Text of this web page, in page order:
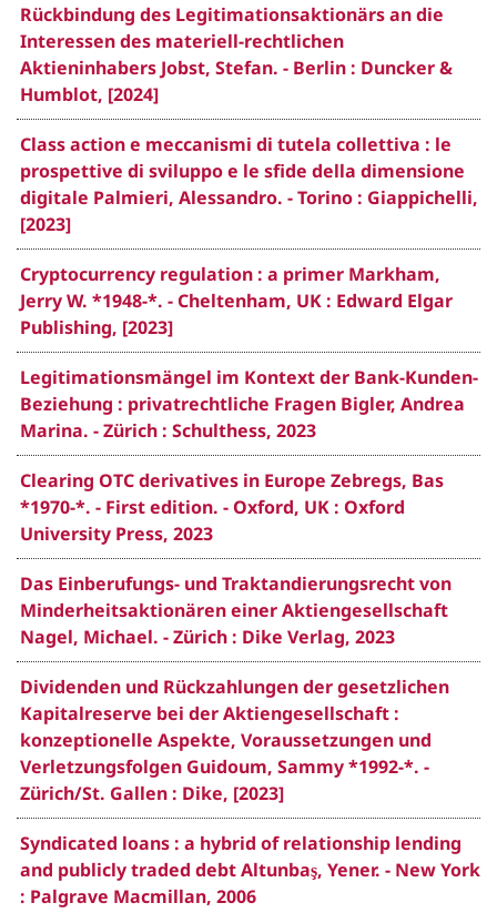
Rückbindung des Legitimationsaktionärs an die
Interessen des materiell-rechtlichen
Aktieninhabers Jobst, Stefan. - Berlin : Duncker &
Humblot, [2024]
Class action e meccanismi di tutela collettiva : le
prospettive di sviluppo e le sfide della dimensione
digitale Palmieri, Alessandro. - Torino : Giappichelli,
[2023]
Cryptocurrency regulation : a primer Markham,
Jerry W. *1948-*. - Cheltenham, UK : Edward Elgar
Publishing, [2023]
Legitimationsmängel im Kontext der Bank-Kunden-
Beziehung : privatrechtliche Fragen Bigler, Andrea
Marina. - Zürich : Schulthess, 2023
Clearing OTC derivatives in Europe Zebregs, Bas
*1970-*. - First edition. - Oxford, UK : Oxford
University Press, 2023
Das Einberufungs- und Traktandierungsrecht von
Minderheitsaktionären einer Aktiengesellschaft
Nagel, Michael. - Zürich : Dike Verlag, 2023
Dividenden und Rückzahlungen der gesetzlichen
Kapitalreserve bei der Aktiengesellschaft :
konzeptionelle Aspekte, Voraussetzungen und
Verletzungsfolgen Guidoum, Sammy *1992-*. -
Zürich/St. Gallen : Dike, [2023]
Syndicated loans : a hybrid of relationship lending
and publicly traded debt Altunbaş, Yener. - New York
: Palgrave Macmillan, 2006